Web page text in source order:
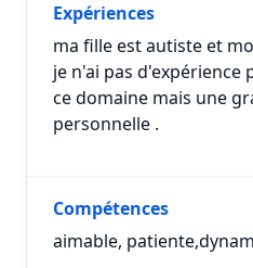
Expériences
ma fille est autiste et
je n'ai pas d'expérience
ce domaine mais une
personnelle .
Compétences
aimable,